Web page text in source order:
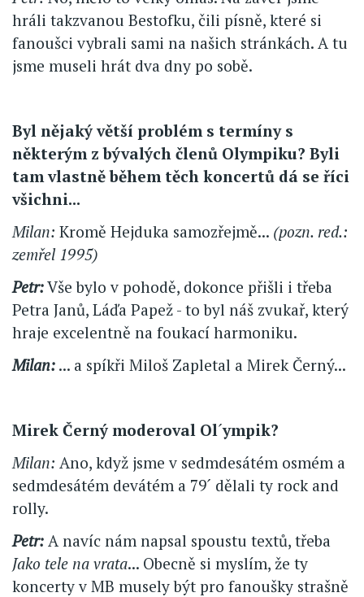
hráli takzvanou Bestofku, čili písně, které si
fanoušci vybrali sami na našich stránkách. A tu
jsme museli hrát dva dny po sobě.
Byl nějaký větší problém s termíny s
některým z bývalých členů Olympiku? Byli
tam vlastně během těch koncertů dá se říci
všichni...
Milan: Kromě Hejduka samozřejmě... (pozn. red.:
zemřel 1995)
Petr:Vše bylo v pohodě, dokonce přišli i třeba
Petra Janů, Láďa Papež - to byl náš zvukař, který
hraje excelentně na foukací harmoniku.
Milan: ... a spíkři Miloš Zapletal a Mirek Černý...
Mirek Černý moderoval Ol´ympik?
Milan: Ano, když jsme v sedmdesátém osmém a
sedmdesátém devátém a 79´ dělali ty rock and
rolly.
Petr: A navíc nám napsal spoustu textů, třeba
Jako tele na vrata... Obecně si myslím, že ty
koncerty v MB musely být pro fanoušky strašně